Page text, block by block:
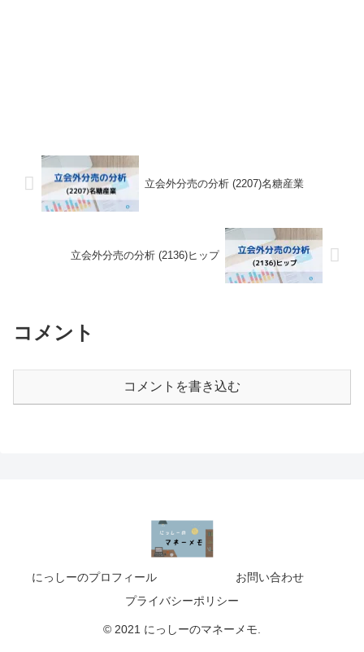
立会外分売の分析 (2207)名糖産業
立会外分売の分析 (2136)ヒップ
コメント
コメントを書き込む
にっしーのプロフィール
お問い合わせ
プライバシーポリシー
© 2021 にっしーのマネーメモ.